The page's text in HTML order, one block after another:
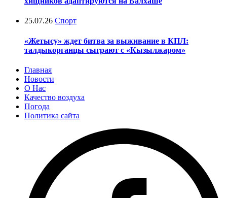
25.07.26 Спорт
«Жетысу» ждет битва за выживание в КПЛ:
талдыкорганцы сыграют с «Кызылжаром»
Главная
Новости
О Нас
Качество воздуха
Погода
Политика сайта